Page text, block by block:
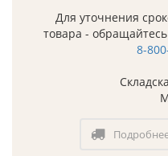
Для уточнения
товара -
8-